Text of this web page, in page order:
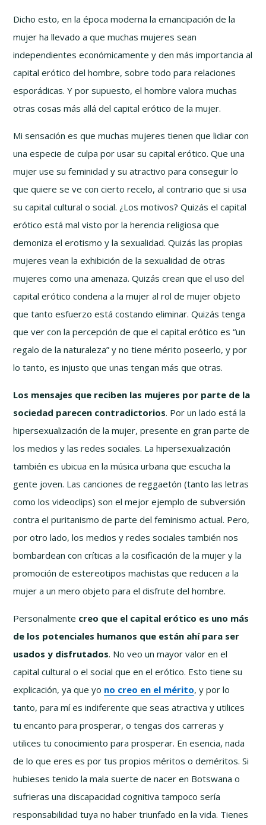
Dicho esto, en la época moderna la emancipación de la
mujer ha llevado a que muchas mujeres sean
independientes económicamente y den más importancia al
capital erótico del hombre, sobre todo para relaciones
esporádicas. Y por supuesto, el hombre valora muchas
otras cosas más allá del capital erótico de la mujer.
Mi sensación es que muchas mujeres tienen que lidiar con
una especie de culpa por usar su capital erótico. Que una
mujer use su feminidad y su atractivo para conseguir lo
que quiere se ve con cierto recelo, al contrario que si usa
su capital cultural o social. ¿Los motivos? Quizás el capital
erótico está mal visto por la herencia religiosa que
demoniza el erotismo y la sexualidad. Quizás las propias
mujeres vean la exhibición de la sexualidad de otras
mujeres como una amenaza. Quizás crean que el uso del
capital erótico condena a la mujer al rol de mujer objeto
que tanto esfuerzo está costando eliminar. Quizás tenga
que ver con la percepción de que el capital erótico es “un
regalo de la naturaleza” y no tiene mérito poseerlo, y por
lo tanto, es injusto que unas tengan más que otras.
Los mensajes que reciben las mujeres por parte de la
sociedad parecen contradictorios. Por un lado está la
hipersexualización de la mujer, presente en gran parte de
los medios y las redes sociales. La hipersexualización
también es ubicua en la música urbana que escucha la
gente joven. Las canciones de reggaetón (tanto las letras
como los videoclips) son el mejor ejemplo de subversión
contra el puritanismo de parte del feminismo actual. Pero,
por otro lado, los medios y redes sociales también nos
bombardean con críticas a la cosificación de la mujer y la
promoción de estereotipos machistas que reducen a la
mujer a un mero objeto para el disfrute del hombre.
Personalmente creo que el capital erótico es uno más
de los potenciales humanos que están ahí para ser
usados y disfrutados. No veo un mayor valor en el
capital cultural o el social que en el erótico. Esto tiene su
explicación, ya que yo no creo en el mérito, y por lo
tanto, para mí es indiferente que seas atractiva y utilices
tu encanto para prosperar, o tengas dos carreras y
utilices tu conocimiento para prosperar. En esencia, nada
de lo que eres es por tus propios méritos o deméritos. Si
hubieses tenido la mala suerte de nacer en Botswana o
sufrieras una discapacidad cognitiva tampoco sería
responsabilidad tuya no haber triunfado en la vida. Tienes